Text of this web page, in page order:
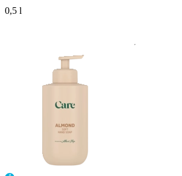
0,5 l